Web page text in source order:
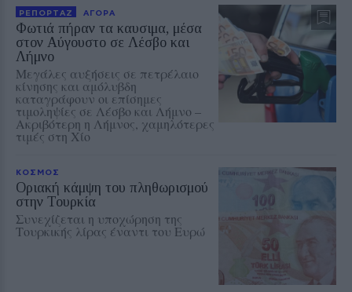
ΡΕΠΟΡΤΑΖ ΑΓΟΡΑ
Φωτιά πήραν τα καυσιμα, μέσα
στον Αύγουστο σε Λέσβο και
Λήμνο
Μεγάλες αυξήσεις σε πετρέλαιο
κίνησης και αμόλυβδη
καταγράφουν οι επίσημες
τιμοληψίες σε Λέσβο και Λήμνο –
Ακριβότερη η Λήμνος, χαμηλότερες
τιμές στη Χίο
ΚΟΣΜΟΣ
Οριακή κάμψη του πληθωρισμού
στην Τουρκία
Συνεχίζεται η υποχώρηση της
Τουρκικής λίρας έναντι του Ευρώ